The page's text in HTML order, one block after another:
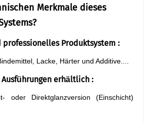
Merkmale dieses
professionelles Produktsystem :
Lacke, Härter und Additive....
erhältlich :
oder Direktglanzversion (Einschicht)